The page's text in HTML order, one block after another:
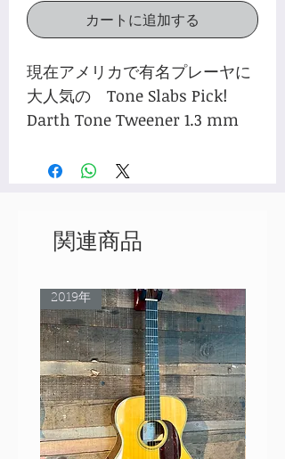
カートに追加する
現在アメリカで有名プレーヤに
大人気の Tone Slabs Pick!
Darth Tone Tweener 1.3 mm
関連商品
2019年